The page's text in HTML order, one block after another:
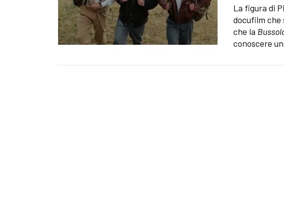
La figura di
docufilm che
che la
conoscere